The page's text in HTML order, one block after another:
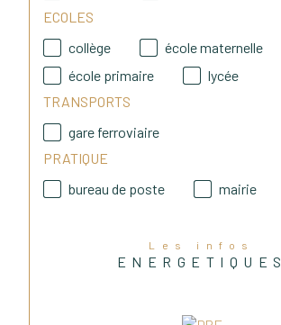
ECOLES
collège
école maternelle
école primaire
lycée
TRANSPORTS
gare ferroviaire
PRATIQUE
bureau de poste
mairie
Les infos
ENERGETIQUES